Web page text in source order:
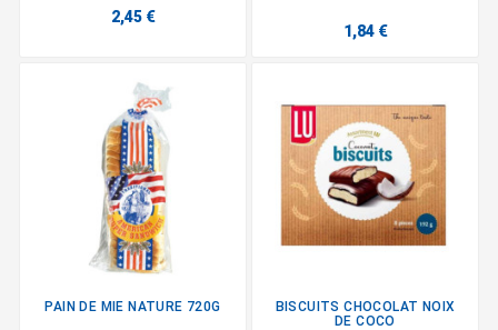
2,45 €
1,84 €
PAIN DE MIE NATURE 720G
BISCUITS CHOCOLAT NOIX
DE COCO